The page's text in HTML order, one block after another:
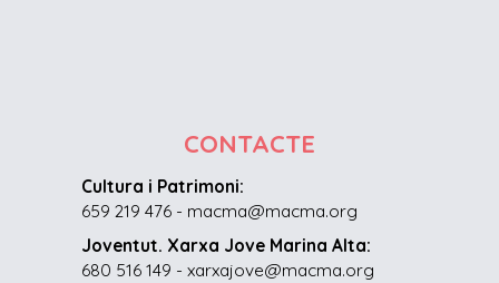
CONTACTE
Cultura i Patrimoni:
659 219 476 - macma@macma.org
Joventut. Xarxa Jove Marina Alta:
680 516 149 - xarxajove@macma.org